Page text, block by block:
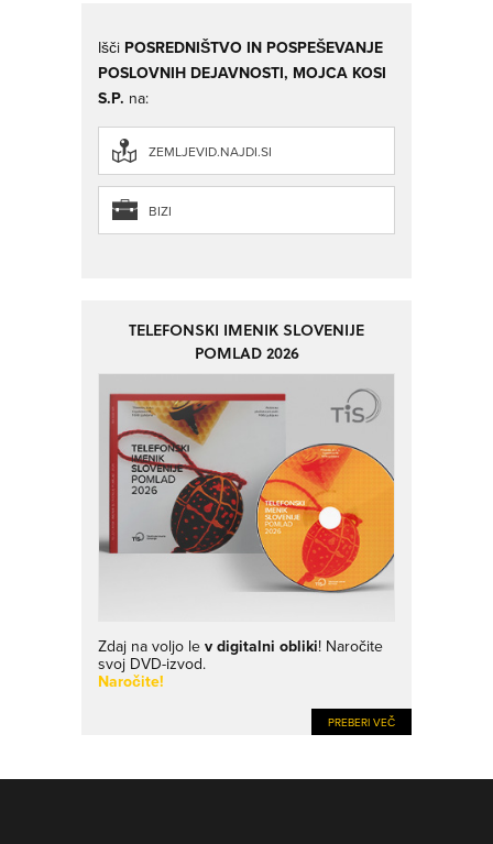
Išči POSREDNIŠTVO IN POSPEŠEVANJE
POSLOVNIH DEJAVNOSTI, MOJCA KOSI
S.P. na:
ZEMLJEVID.NAJDI.SI
BIZI
TELEFONSKI IMENIK SLOVENIJE
POMLAD 2026
Zdaj na voljo le v digitalni obliki! Naročite
svoj DVD-izvod.
Naročite!
PREBERI VEČ